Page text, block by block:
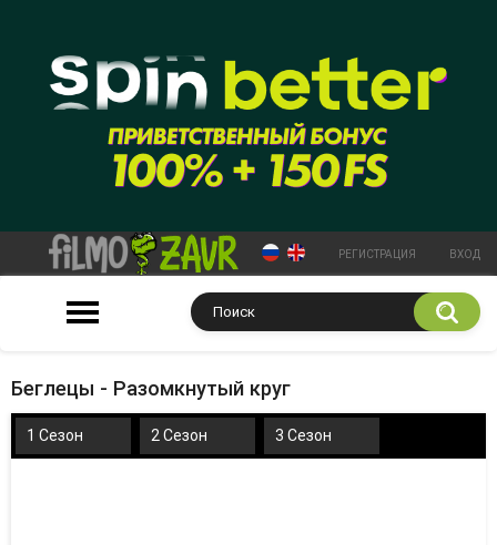
РЕГИСТРАЦИЯ ВХОД
Беглецы - Разомкнутый круг
1 Сезон 2 Сезон 3 Сезон